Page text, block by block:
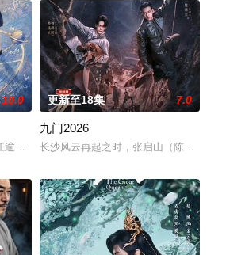
科三元及第入翰林院的奇女子。十
10.0
白长大以后，林知夏忽然对他说：“江逾白，我
更新至18集 7.0
九门2026
长沙风云再起之时，张启山（陈伟霆 饰